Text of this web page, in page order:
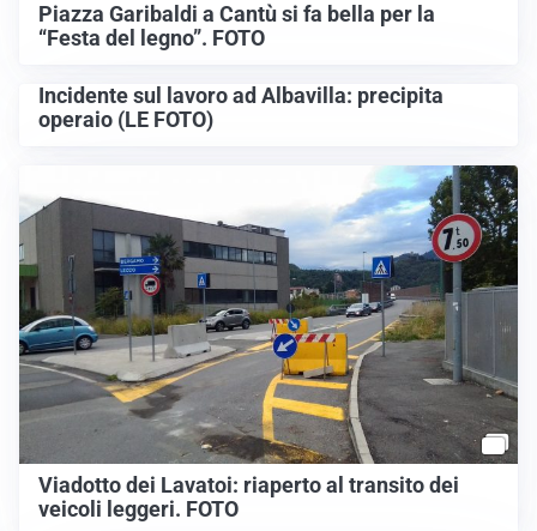
Piazza Garibaldi a Cantù si fa bella per la
“Festa del legno”. FOTO
Incidente sul lavoro ad Albavilla: precipita
operaio (LE FOTO)
Viadotto dei Lavatoi: riaperto al transito dei
veicoli leggeri. FOTO